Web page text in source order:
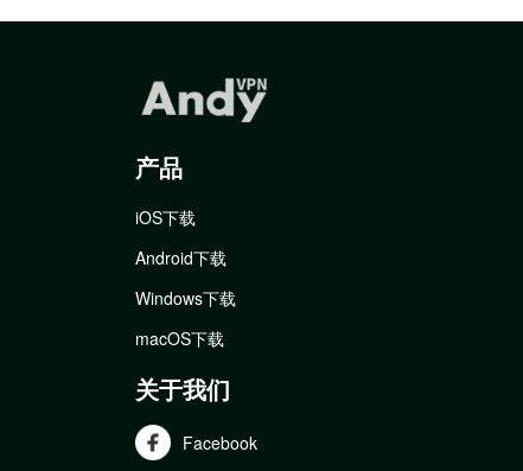
产品
iOS下载
Android下载
Windows下载
macOS下载
关于我们
Facebook